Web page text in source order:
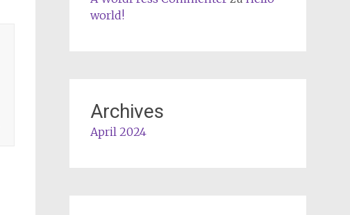
world!
Archives
April 2024